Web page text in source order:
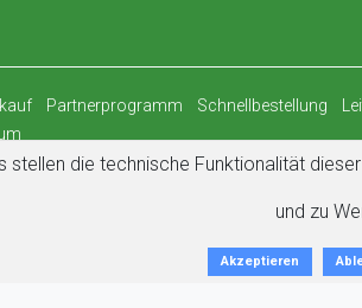
Partnerprogramm Schnellbestellung
bewertet von Amazon Prime
die technische Funktionalität
und zu
Akzeptieren